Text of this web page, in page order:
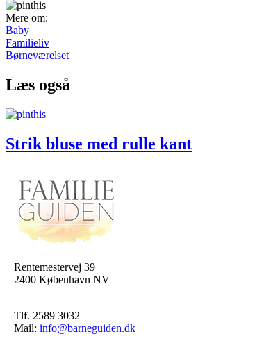
Mere om:
Baby
Familieliv
Børneværelset
Læs også
Strik bluse med rulle kant
Rentemestervej 39
2400 København NV
Tlf. 2589 3032
Mail: info@barneguiden.dk